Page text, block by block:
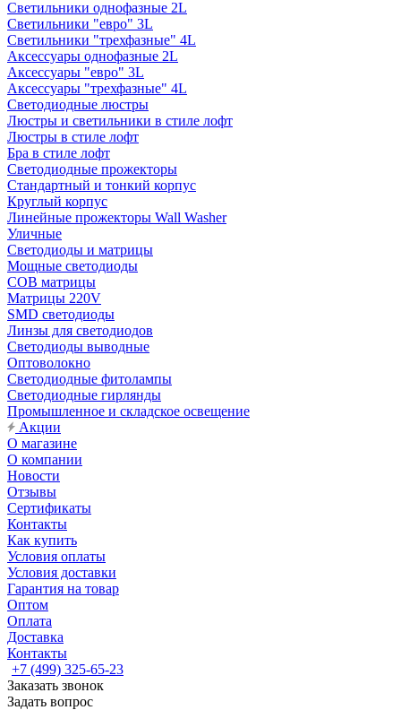
Светильники однофазные 2L
Светильники "евро" 3L
Светильники "трехфазные" 4L
Аксессуары однофазные 2L
Аксессуары "евро" 3L
Аксессуары "трехфазные" 4L
Светодиодные люстры
Люстры и светильники в стиле лофт
Люстры в стиле лофт
Бра в стиле лофт
Светодиодные прожекторы
Стандартный и тонкий корпус
Круглый корпус
Линейные прожекторы Wall Washer
Уличные
Светодиоды и матрицы
Мощные светодиоды
COB матрицы
Матрицы 220V
SMD светодиоды
Линзы для светодиодов
Светодиоды выводные
Оптоволокно
Светодиодные фитолампы
Светодиодные гирлянды
Промышленное и складское освещение
Акции
О магазине
О компании
Новости
Отзывы
Сертификаты
Контакты
Как купить
Условия оплаты
Условия доставки
Гарантия на товар
Оптом
Оплата
Доставка
Контакты
+7 (499) 325-65-23
Заказать звонок
Задать вопрос